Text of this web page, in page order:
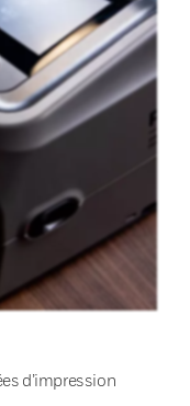
d’impression